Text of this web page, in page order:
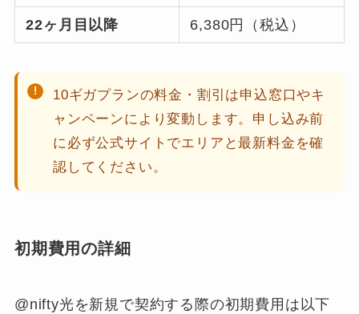
22ヶ月目以降 6,380円（税込）
10ギガプランの料金・割引は申込窓口やキ
ャンペーンにより変動します。申し込み前
に必ず公式サイトでエリアと最新料金を確
認してください。
初期費用の詳細
@nifty光を新規で契約する際の初期費用は以下